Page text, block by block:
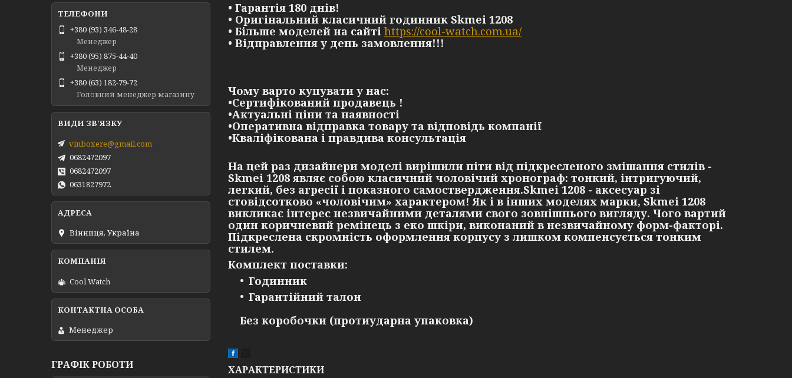
• Гарантія 180 днів!
• Оригінальний класичний годинник Skmei 1208
• Більше моделей на сайті https://cool-watch.com.ua/
• Відправлення у день замовлення!!!
Чому варто купувати у нас:
•Сертифікований продавець !
•Актуальні ціни та наявності
•Оперативна відправка товару та відповідь компанії
•Кваліфікована і правдива консультація
На цей раз дизайнери моделі вирішили піти від підкресленого змішання стилів -
Skmei 1208 являє собою класичний чоловічий хронограф: тонкий, інтригуючий,
легкий, без агресії і показного самоствердження.Skmei 1208 - аксесуар зі
стовідсотково «чоловічим» характером! Як і в інших моделях марки, Skmei 1208
викликає інтерес незвичайними деталями свого зовнішнього вигляду. Чого вартий
один коричневий ремінець з еко шкіри, виконаний в незвичайному форм-факторі.
Підкреслена скромність оформлення корпусу з лишком компенсується тонким
стилем.
Комплект поставки:
Годинник
Гарантійний талон
Без коробочки (протиударна упаковка)
ХАРАКТЕРИСТИКИ
+380 (93) 346-48-28
Менеджер
+380 (95) 875-44-40
Менеджер
+380 (63) 182-79-72
Головний менеджер магазину
vinboxere@gmail.com
0682472097
0682472097
0631827972
Вінниця, Україна
Cool Watch
Менеджер
ГРАФІК РОБОТИ